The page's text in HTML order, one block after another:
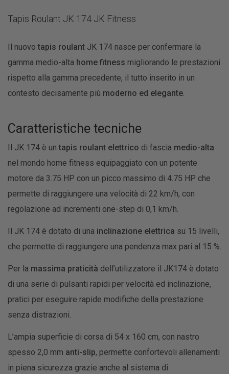
Tapis Roulant JK 174 JK Fitness
Il nuovotapis roulant JK 174 nasce per confermare la
gamma medio-alta home fitness migliorando le prestazioni
rispetto alla gamma precedente, il tutto inserito in un
contesto decisamente più moderno ed elegante.
Caratteristiche tecniche
Il JK 174 è untapis roulant elettrico di fascia medio-alta
nel mondo home fitness equipaggiato con un potente
motore da 3.75 HP con un picco massimo di 4.75 HP che
permette di raggiungere una velocità di 22 km/h, con
regolazione ad incrementi one-step di 0,1 km/h.
Il JK 174 è dotato di una inclinazione elettrica su 15 livelli,
che permette di raggiungere una pendenza max pari al 15 %.
Per la massima praticità dell’utilizzatore il JK174 è dotato
di una serie di pulsanti rapidi per velocità ed inclinazione,
pratici per eseguire rapide modifiche della prestazione
senza distrazioni.
L’ampia superficie di corsa di 54 x 160 cm, con nastro
spesso 2,0 mm anti-slip, permette confortevoli allenamenti
in piena sicurezza grazie anche al sistema di